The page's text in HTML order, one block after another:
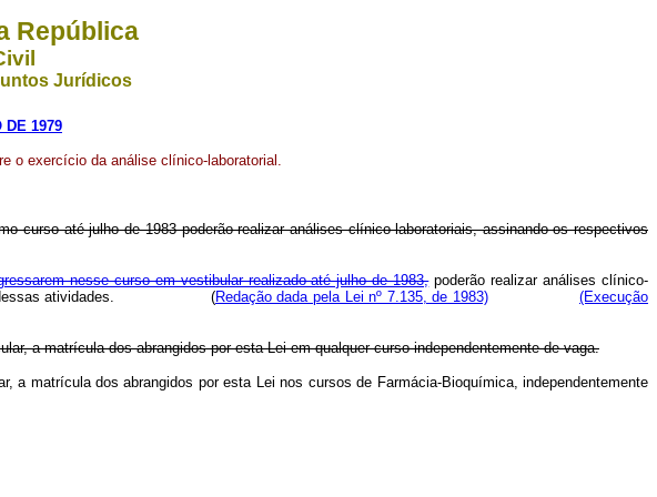
República
Jurídicos
DE 1979
o exercício da análise clínico-laboratorial.
curso até julho de 1983 poderão realizar análises clínico-laboratoriais, assinando os respectivos
nesse curso em vestibular realizado até julho de 1983,poderão realizar análises clínico-
dessas atividades. (Redação dada pela Lei nº 7.135, de 1983)
(Execução
a matrícula dos abrangidos por esta Lei em qualquer curso independentemente de vaga.
a matrícula dos abrangidos por esta Lei nos cursos de Farmácia-Bioquímica, independentemente